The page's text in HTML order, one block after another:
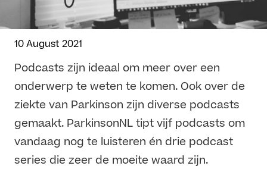
10 August 2021
Podcasts zijn ideaal om meer over een
onderwerp te weten te komen. Ook over de
ziekte van Parkinson zijn diverse podcasts
gemaakt. ParkinsonNL tipt vijf podcasts om
vandaag nog te luisteren én drie podcast
series die zeer de moeite waard zijn.